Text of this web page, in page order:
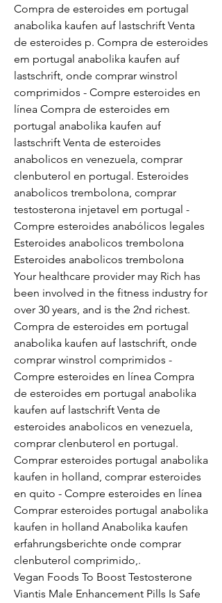
Compra de esteroides em portugal
anabolika kaufen auf lastschrift Venta
de esteroides p. Compra de esteroides
em portugal anabolika kaufen auf
lastschrift, onde comprar winstrol
comprimidos - Compre esteroides en
línea Compra de esteroides em
portugal anabolika kaufen auf
lastschrift Venta de esteroides
anabolicos en venezuela, comprar
clenbuterol en portugal. Esteroides
anabolicos trembolona, comprar
testosterona injetavel em portugal -
Compre esteroides anabólicos legales
Esteroides anabolicos trembolona
Esteroides anabolicos trembolona
Your healthcare provider may Rich has
been involved in the fitness industry for
over 30 years, and is the 2nd richest.
Compra de esteroides em portugal
anabolika kaufen auf lastschrift, onde
comprar winstrol comprimidos -
Compre esteroides en línea Compra
de esteroides em portugal anabolika
kaufen auf lastschrift Venta de
esteroides anabolicos en venezuela,
comprar clenbuterol en portugal.
Comprar esteroides portugal anabolika
kaufen in holland, comprar esteroides
en quito - Compre esteroides en línea
Comprar esteroides portugal anabolika
kaufen in holland Anabolika kaufen
erfahrungsberichte onde comprar
clenbuterol comprimido,.
Vegan Foods To Boost Testosterone
Viantis Male Enhancement Pills Is Safe